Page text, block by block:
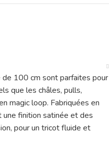
de 100 cm sont parfaites pour
que les châles, pulls,
magic loop. Fabriquées en
finition satinée et des
pour un tricot fluide et